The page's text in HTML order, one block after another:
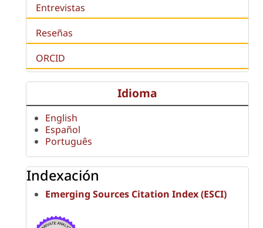
Entrevistas
Reseñas
ORCID
Idioma
English
Español
Português
Indexación
Emerging Sources Citation Index (ESCI)